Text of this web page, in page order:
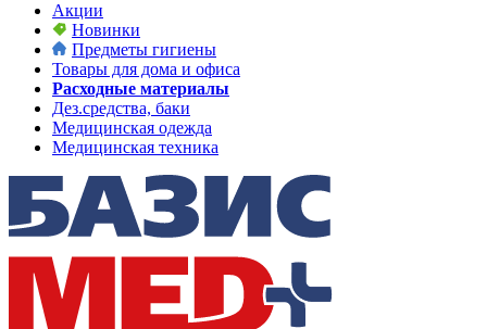
Акции
Новинки
Предметы гигиены
Товары для дома и офиса
Расходные материалы
Дез.средства, баки
Медицинская одежда
Медицинская техника